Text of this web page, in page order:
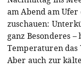
am Abend am
zuschauen:
ganz Besonderes
Temperaturen
Aber auch zur